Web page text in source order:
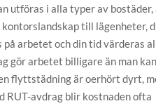
utföras i alla typer av bostäder,
till lägenheter,
arbetet och din tid värderas
gör arbetet billigare än man
flyttstädning är oerhört dyrt,
RUT-avdrag blir kostnaden ofta